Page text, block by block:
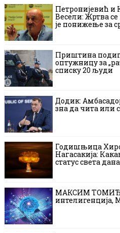
Петронијевић и
Весели: Жртва се
је понижење за
Приштина
оптужницу за
списку 20 људи
Додик:
зна да чита или
Годишњица
Нагасакија:
статус света
МАКСИМ
интелигенција,